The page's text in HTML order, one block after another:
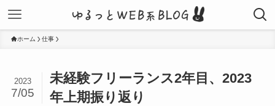
ホーム 仕事
未経験フリーランス2年目、2023
年上期振り返り
2023
7/05